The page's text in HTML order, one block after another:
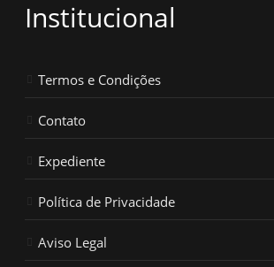
Institucional
Termos e Condições
Contato
Expediente
Política de Privacidade
Aviso Legal